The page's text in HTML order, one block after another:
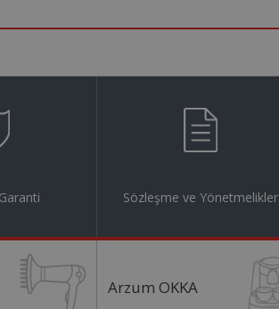
Sözleşme ve Yönetmelikler
Arzum OKKA